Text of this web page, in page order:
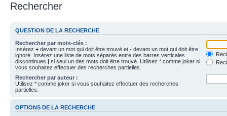
Rechercher
QUESTION DE LA RECHERCHE
Rechercher par mots-clés :
Insérez + devant un mot qui doit être trouvé et - devant un mot qui doit être
ignoré. Insérez une liste de mots séparés entre des barres verticales
discontinues | si seul un des mots doit être trouvé. Utilisez * comme joker si
vous souhaitez effectuer des recherches partielles.
Rechercher par auteur :
Utilisez * comme joker si vous souhaitez effectuer des recherches
partielles.
OPTIONS DE LA RECHERCHE